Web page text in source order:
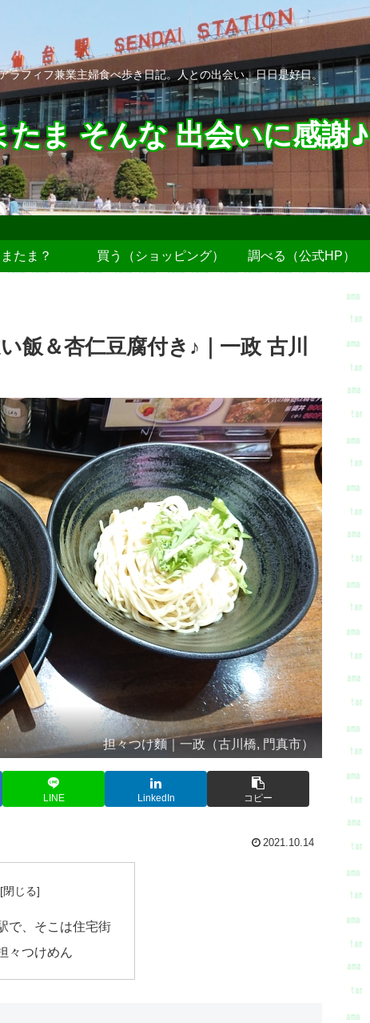
ラフィフ兼業主婦食べ歩き日記。人との出会い、日日是好日。
たま そんな 出会いに感謝♪
たま？ 買う（ショッピング） 調べる（公式HP）
飯＆杏仁豆腐付き♪｜一政 古川
担々つけ麵｜一政（古川橋, 門真市）
LINE LinkedIn コピー
2021.10.14
で、そこは住宅街
々つけめん